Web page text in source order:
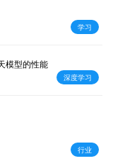
学习
模型的性能
深度学习
行业